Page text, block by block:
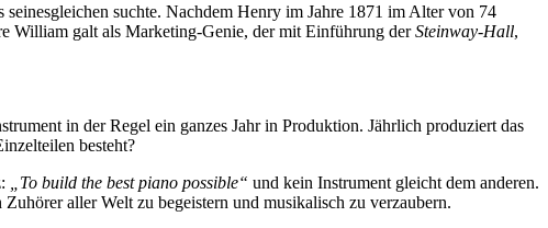
suchte. Nachdem Henry im Jahre 1871 im Alter von 74
William galt als Marketing-Genie, der mit Einführung derSteinway-Hall,
in der Regel ein ganzes Jahr in Produktion. Jährlich produziert das
besteht?
„To build the best piano possible“ und kein Instrument gleicht dem anderen.
aller Welt zu begeistern und musikalisch zu verzaubern.